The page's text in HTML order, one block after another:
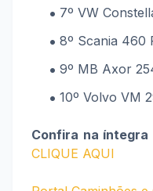
7º VW
8º Scania 460
9º MB Axor
10º Volvo VM
Confira na íntegra
CLIQUE AQUI